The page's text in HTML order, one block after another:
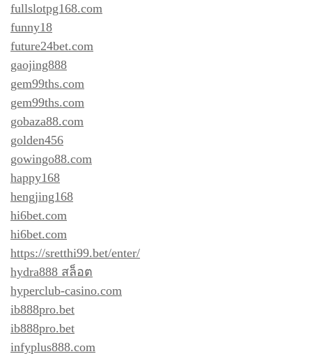
fullslotpg168.com
funny18
future24bet.com
gaojing888
gem99ths.com
gem99ths.com
gobaza88.com
golden456
gowingo88.com
happy168
hengjing168
hi6bet.com
hi6bet.com
https://sretthi99.bet/enter/
hydra888 สล็อต
hyperclub-casino.com
ib888pro.bet
ib888pro.bet
infyplus888.com